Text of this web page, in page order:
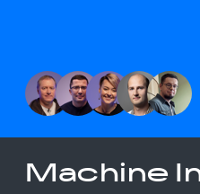
Machine